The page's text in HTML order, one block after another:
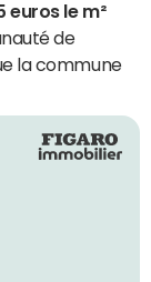
euros le m²
de
la commune